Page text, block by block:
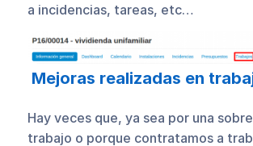
a incidencias, tareas, etc…
Mejoras realizadas en
Hay veces que, ya sea por una
trabajo o porque contratamos a